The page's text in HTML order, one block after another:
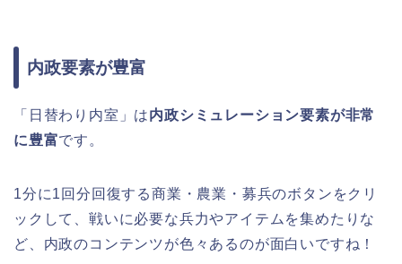
内政要素が豊富
「日替わり内室」は内政シミュレーション要素が非常
に豊富です。
1分に1回分回復する商業・農業・募兵のボタンをクリ
ックして、戦いに必要な兵力やアイテムを集めたりな
ど、内政のコンテンツが色々あるのが面白いですね！